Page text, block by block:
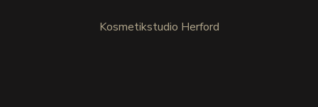
Kosmetikstudio Herford